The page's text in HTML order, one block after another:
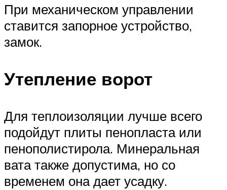
При механическом управлении
ставится запорное устройство,
замок.
Утепление ворот
Для теплоизоляции лучше всего
подойдут плиты пенопласта или
пенополистирола. Минеральная
вата также допустима, но со
временем она дает усадку.